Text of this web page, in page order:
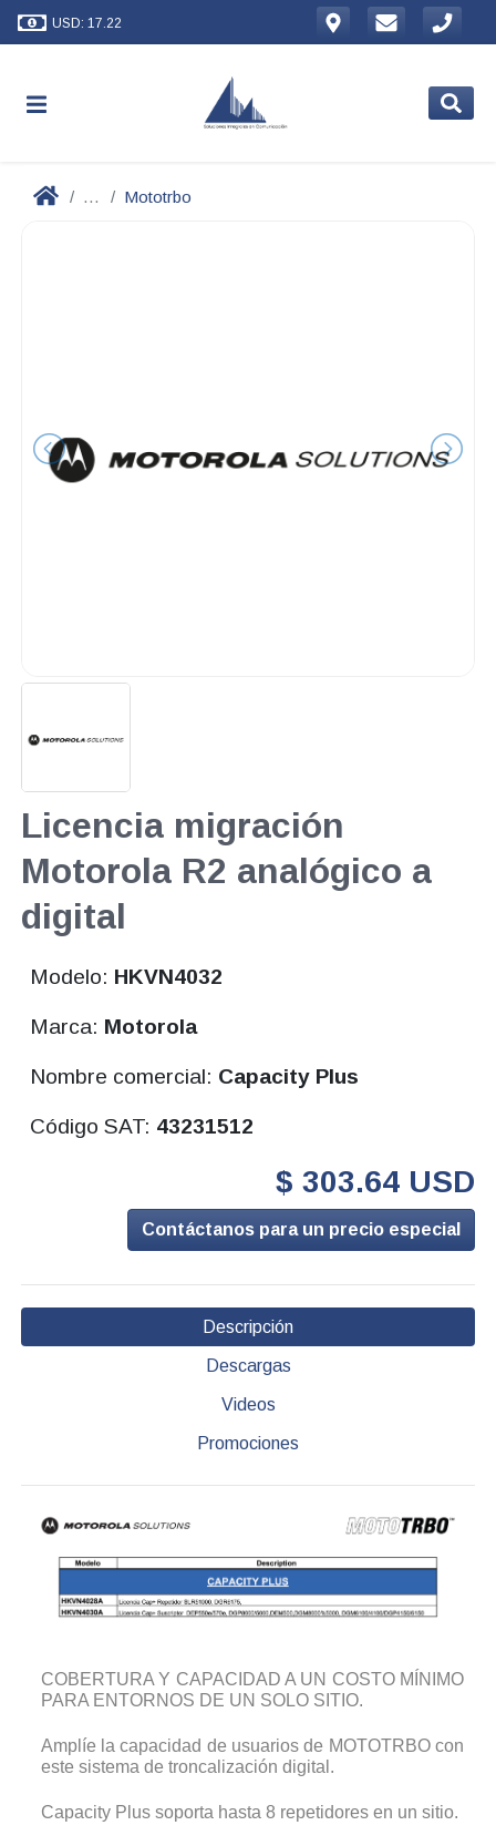
USD: 17.22
... Mototrbo
Licencia migración
Motorola R2 analógico a
digital
Modelo: HKVN4032
Marca: Motorola
Nombre comercial: Capacity Plus
Código SAT: 43231512
$ 303.64 USD
Contáctanos para un precio especial
Descripción
Descargas
Videos
Promociones
COBERTURA Y CAPACIDAD A UN COSTO MÍNIMO
PARA ENTORNOS DE UN SOLO SITIO.
Amplíe la capacidad de usuarios de MOTOTRBO con
este sistema de troncalización digital.
Capacity Plus soporta hasta 8 repetidores en un sitio.